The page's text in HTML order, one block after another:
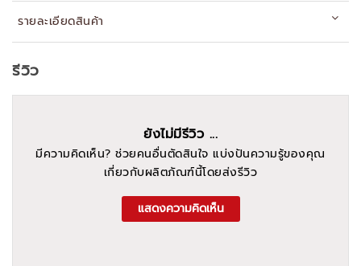
รายละเอียดสินค้า
รีวิว
ยังไม่มีรีวิว ...
มีความคิดเห็น? ช่วยคนอื่นตัดสินใจ แบ่งปันความรู้ของคุณ
เกี่ยวกับผลิตภัณฑ์นี้โดยส่งรีวิว
แสดงความคิดเห็น